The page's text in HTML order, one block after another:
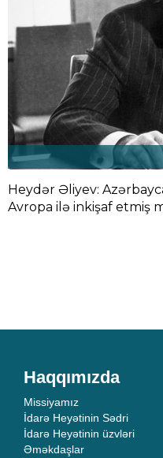
Heydər Əliyev:
Avropa ilə inkişaf etmiş
Haqqımızda
Missiyamız
İdarə Heyətinin Sədri
İdarə Heyətinin üzvləri
Əməkdaşlar